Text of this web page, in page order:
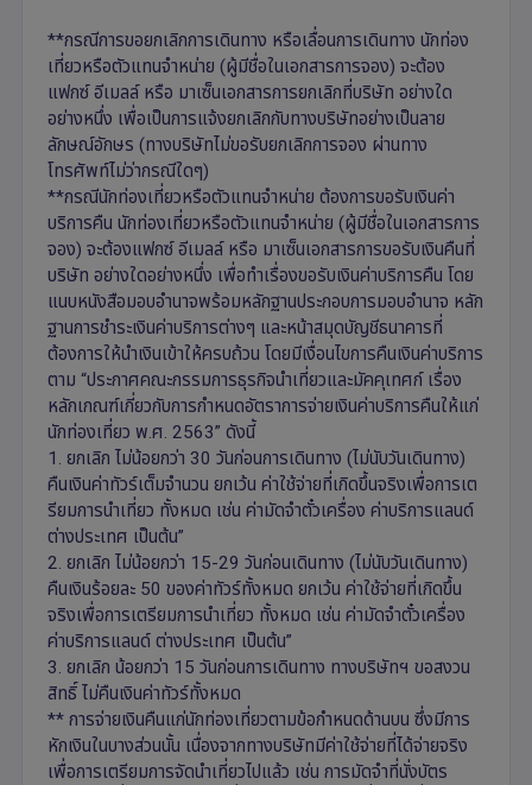
**กรณีการขอยกเลิกการเดินทาง หรือเลื่อนการเดินทาง นักท่อง
เที่ยวหรือตัวแทนจำหน่าย (ผู้มีชื่อในเอกสารการจอง) จะต้อง
แฟกซ์ อีเมลล์ หรือ มาเซ็นเอกสารการยกเลิกที่บริษัท อย่างใด
อย่างหนึ่ง เพื่อเป็นการแจ้งยกเลิกกับทางบริษัทอย่างเป็นลาย
ลักษณ์อักษร (ทางบริษัทไม่ขอรับยกเลิกการจอง ผ่านทาง
โทรศัพท์ไม่ว่ากรณีใดๆ)
**กรณีนักท่องเที่ยวหรือตัวแทนจำหน่าย ต้องการขอรับเงินค่า
บริการคืน นักท่องเที่ยวหรือตัวแทนจำหน่าย (ผู้มีชื่อในเอกสารการ
จอง) จะต้องแฟกซ์ อีเมลล์ หรือ มาเซ็นเอกสารการขอรับเงินคืนที่
บริษัท อย่างใดอย่างหนึ่ง เพื่อทำเรื่องขอรับเงินค่าบริการคืน โดย
แนบหนังสือมอบอำนาจพร้อมหลักฐานประกอบการมอบอำนาจ หลัก
ฐานการชำระเงินค่าบริการต่างๆ และหน้าสมุดบัญชีธนาคารที่
ต้องการให้นำเงินเข้าให้ครบถ้วน โดยมีเงื่อนไขการคืนเงินค่าบริการ
ตาม “ประกาศคณะกรรมการธุรกิจนำเที่ยวและมัคคุเทศก์ เรื่อง
หลักเกณฑ์เกี่ยวกับการกำหนดอัตราการจ่ายเงินค่าบริการคืนให้แก่
นักท่องเที่ยว พ.ศ. 2563” ดังนี้
1. ยกเลิก ไม่น้อยกว่า 30 วันก่อนการเดินทาง (ไม่นับวันเดินทาง)
คืนเงินค่าทัวร์เต็มจำนวน ยกเว้น ค่าใช้จ่ายที่เกิดขึ้นจริงเพื่อการเต
รียมการนำเที่ยว ทั้งหมด เช่น ค่ามัดจำตั๋วเครื่อง ค่าบริการแลนด์
ต่างประเทศ เป็นต้น”
2. ยกเลิก ไม่น้อยกว่า 15-29 วันก่อนเดินทาง (ไม่นับวันเดินทาง)
คืนเงินร้อยละ 50 ของค่าทัวร์ทั้งหมด ยกเว้น ค่าใช้จ่ายที่เกิดขึ้น
จริงเพื่อการเตรียมการนำเที่ยว ทั้งหมด เช่น ค่ามัดจำตั๋วเครื่อง
ค่าบริการแลนด์ ต่างประเทศ เป็นต้น”
3. ยกเลิก น้อยกว่า 15 วันก่อนการเดินทาง ทางบริษัทฯ ขอสงวน
สิทธิ์ ไม่คืนเงินค่าทัวร์ทั้งหมด
** การจ่ายเงินคืนแก่นักท่องเที่ยวตามข้อกำหนดด้านบน ซึ่งมีการ
หักเงินในบางส่วนนั้น เนื่องจากทางบริษัทมีค่าใช้จ่ายที่ได้จ่ายจริง
เพื่อการเตรียมการจัดนำเที่ยวไปแล้ว เช่น การมัดจำที่นั่งบัตร